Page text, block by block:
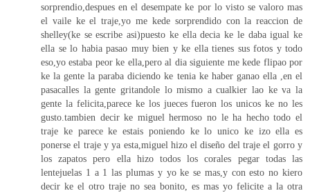
sorprendio,despues en el desempate ke por lo visto se valoro mas
el vaile ke el traje,yo me kede sorprendido con la reaccion de
shelley(ke se escribe asi)puesto ke ella decia ke le daba igual ke
ella se lo habia pasao muy bien y ke ella tienes sus fotos y todo
eso,yo estaba peor ke ella,pero al dia siguiente me kede flipao por
ke la gente la paraba diciendo ke tenia ke haber ganao ella ,en el
pasacalles la gente gritandole lo mismo a cualkier lao ke va la
gente la felicita,parece ke los jueces fueron los unicos ke no les
gusto.tambien decir ke miguel hermoso no le ha hecho todo el
traje ke parece ke estais poniendo ke lo unico ke izo ella es
ponerse el traje y ya esta,miguel hizo el diseño del traje el gorro y
los zapatos pero ella hizo todos los corales pegar todas las
lentejuelas 1 a 1 las plumas y yo ke se mas,y con esto no kiero
decir ke el otro traje no sea bonito, es mas yo felicite a la otra